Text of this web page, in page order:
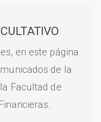
en este página
de la
Facultad de